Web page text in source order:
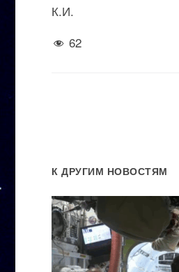
К.И.
62
К ДРУГИМ НОВОСТЯМ